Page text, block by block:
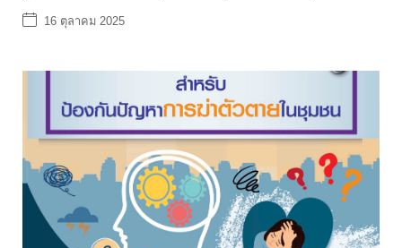
16 ตุลาคม 2025